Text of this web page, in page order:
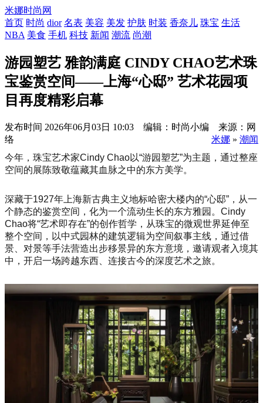
米娜时尚网
首页 时尚 dior 名表 美容 美发 护肤 时装 香奈儿 珠宝 生活
NBA 美食 手机 科技 新闻 潮流 尚潮
游园塑艺 雅韵满庭 CINDY CHAO艺术珠
宝鉴赏空间——上海“心邸” 艺术花园项
目再度精彩启幕
发布时间 2026年06月03日 10:03 编辑：时尚小编 来源：网
络
米娜 » 潮闻
今年，珠宝艺术家Cindy Chao以“游园塑艺”为主题，通过整座
空间的展陈致敬蕴藏其血脉之中的东方美学。
深藏于1927年上海新古典主义地标哈密大楼内的“心邸”，从一
个静态的鉴赏空间，化为一个流动生长的东方雅园。Cindy
Chao将“艺术即存在”的创作哲学，从珠宝的微观世界延伸至
整个空间，以中式园林的建筑逻辑为空间叙事主线，通过借
景、对景等手法营造出步移景异的东方意境，邀请观者入境其
中，开启一场跨越东西、连接古今的深度艺术之旅。